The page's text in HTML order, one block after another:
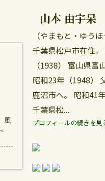
風
山本 由宇呆
（やまもと・ゆう
千葉県松戸市在住
（1938） 富山県富
昭和23年（1948）
鹿沼市へ。 昭和41
千葉県松...
プロフィールの続きを見